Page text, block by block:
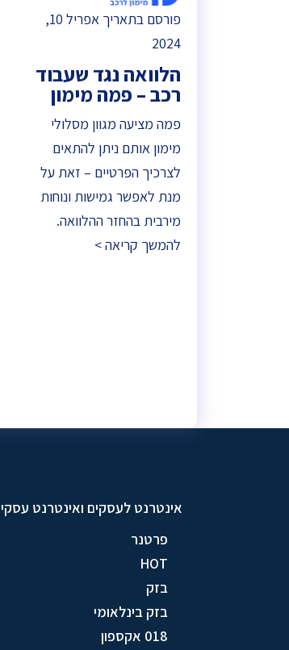
פורסם בתאריך אפריל 10,
2024
הלוואה נגד שעבוד
רכב – פמה מימון
פמה מציעה מגוון מסלולי
מימון אותם ניתן להתאים
לצרכיך הפרטיים – זאת על
מנת לאפשר גמישות ונוחות
מירבית בהחזר ההלוואה.
להמשך קריאה >
אינטרנט לעסקים ואינטרנט עסקי
פרטנר
HOT
בזק
בזק בינלאומי
018 אקספון